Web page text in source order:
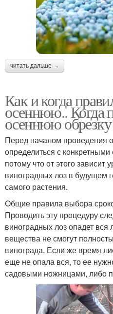
читать дальше →
Как и когда
осеннюю.. Когда
осеннюю обрезку
Перед началом проведения
определиться с
потому что от этого зависит
виноградных лоз в будущем
самого растения.
Общие правила выбора
Проводить эту процедуру
виноградных лоз опадет вся
вещества не смогут
винограда. Если же время
еще не опала вся, то ее
садовыми ножницами, либо